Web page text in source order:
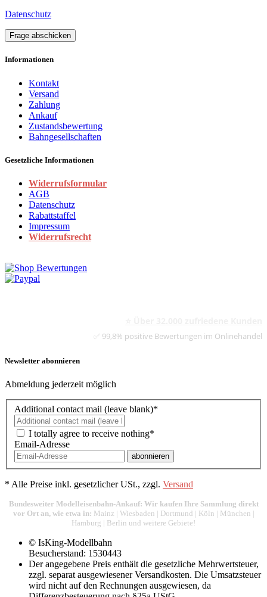
Datenschutz
Frage abschicken
Informationen
Kontakt
Versand
Zahlung
Ankauf
Zustandsbewertung
Bahngesellschaften
Gesetzliche Informationen
Widerrufsformular
AGB
Datenschutz
Rabattstaffel
Impressum
Widerrufsrecht
✅ 99,8% positive Bewertungen im Onlinehandel
Newsletter abonnieren
Abmeldung jederzeit möglich
Additional contact mail (leave blank)*
I totally agree to receive nothing*
Email-Adresse
abonnieren
* Alle Preise inkl. gesetzlicher USt., zzgl. Versand
Bundesweiter Modelleisenbahn-Ankauf: Wir kaufen Ihre Sammlung direkt
vor Ort an, wie etwa in: Mainz | Wiesbaden | Dortmund | Köln | München |
Hamburg | Berlin und weitere Gebiete!
© IsKing-Modellbahn
Besucherstand: 1530443
Der angegebene Preis enthält die gesetzliche Mehrwertsteuer,
zzgl. separat ausgewiesener Versandkosten. Die Umsatzsteuer
wird nicht auf den Rechnungen ausgewiesen, da